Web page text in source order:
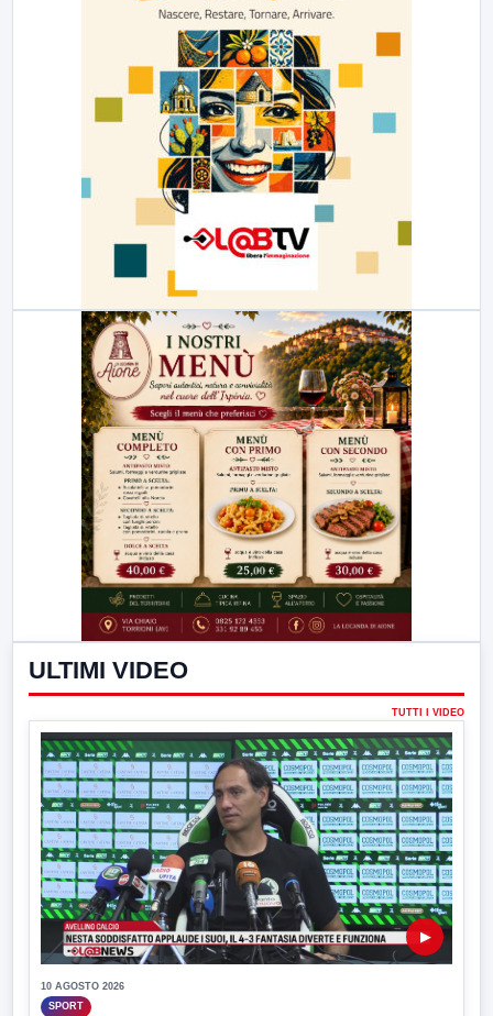
ULTIMI VIDEO
TUTTI I VIDEO
▶
10 AGOSTO 2026
SPORT